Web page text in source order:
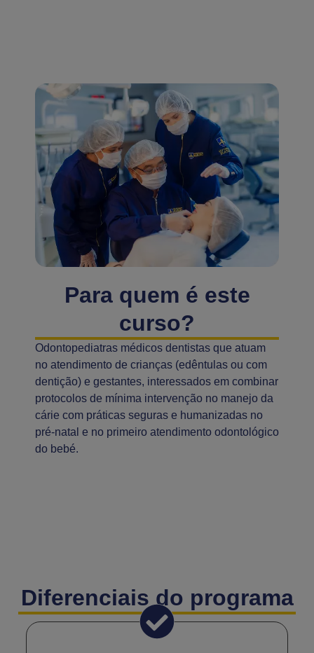
Para quem é este
curso?
Odontopediatras médicos dentistas que atuam
no atendimento de crianças (edêntulas ou com
dentição) e gestantes, interessados em combinar
protocolos de mínima intervenção no manejo da
cárie com práticas seguras e humanizadas no
pré-natal e no primeiro atendimento odontológico
do bebé.
Diferenciais do programa